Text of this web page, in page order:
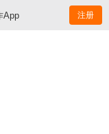
App 注册